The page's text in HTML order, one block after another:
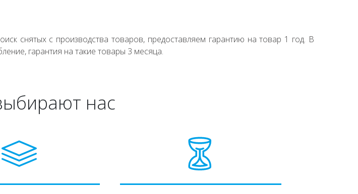
снятых с производства товаров, предоставляем гарантию на товар 1 год. В
гарантия на такие товары 3 месяца.
нас